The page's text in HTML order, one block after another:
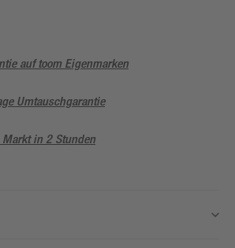
auf toom Eigenmarken
Umtauschgarantie
in 2 Stunden